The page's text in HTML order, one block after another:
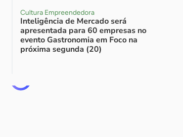
Cultura Empreendedora
Inteligência de Mercado será
apresentada para 60 empresas no
evento Gastronomia em Foco na
próxima segunda (20)